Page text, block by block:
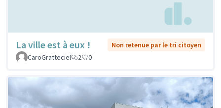
La ville est à eux !
Non retenue par le tri citoyen
CaroGratteciel
2 0